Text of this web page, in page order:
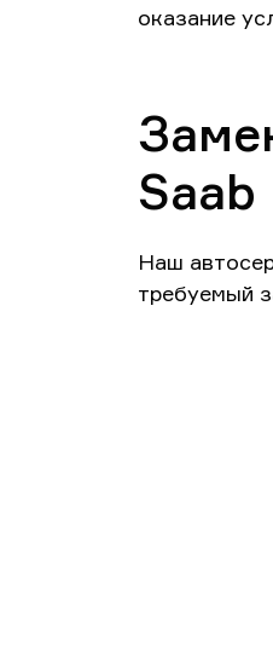
оказание
Saab
Наш
требуемый